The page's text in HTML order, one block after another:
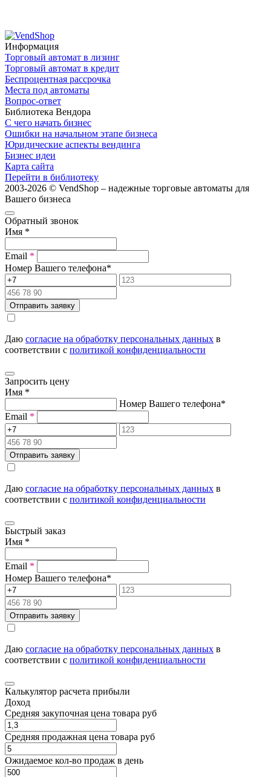
Информация
Торговый автомат в лизинг
Торговый автомат в кредит
Беспроцентная рассрочка
Места под автоматы
Вопрос-ответ
Библиотека Вендора
С чего начать бизнес
Ошибки на начальном этапе бизнеса
Юридические аспекты вендинга
Бизнес идеи
Карта сайта
Перейти в библиотеку
2003-2026 © VendShop – надежные торговые автоматы для
Вашего бизнеса
Обратный звонок
Имя *
Email *
Номер Вашего телефона*
Отправить заявку
Даю согласие на обработку персональных данных в
соответствии с политикой конфиденциальности
Запросить цену
Имя *
Номер Вашего телефона*
Email *
Отправить заявку
Даю согласие на обработку персональных данных в
соответствии с политикой конфиденциальности
Быстрый заказ
Имя *
Email *
Номер Вашего телефона*
Отправить заявку
Даю согласие на обработку персональных данных в
соответствии с политикой конфиденциальности
Калькулятор расчета прибыли
Доход
Средняя закупочная цена товара руб
Средняя продажная цена товара руб
Ожидаемое кол-во продаж в день